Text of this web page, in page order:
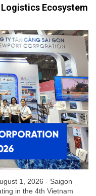
Ecosystem
1, 2026 - Saigon
in the 4th Vietnam